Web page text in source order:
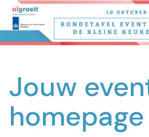
Jouw
homepage